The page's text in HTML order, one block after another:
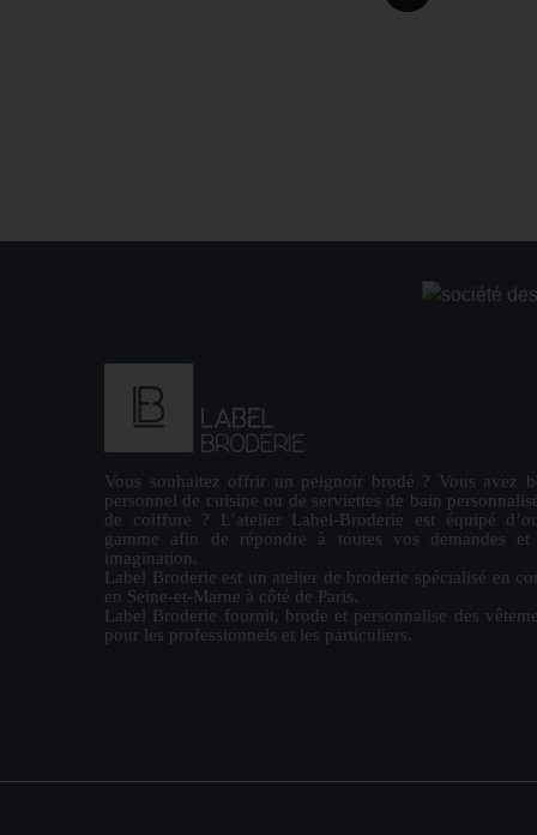
Vous souhaitez offrir un peignoir brodé ? Vous avez
personnel de cuisine ou de serviettes de bain
de coiffure ? L’atelier Label-Broderie est équipé
gamme afin de répondre à toutes vos demandes
imagination.
Label Broderie est un atelier de broderie spécialisé en
en Seine-et-Marne à côté de Paris.
Label Broderie fournit, brode et personnalise des
pour les professionnels et les particuliers.